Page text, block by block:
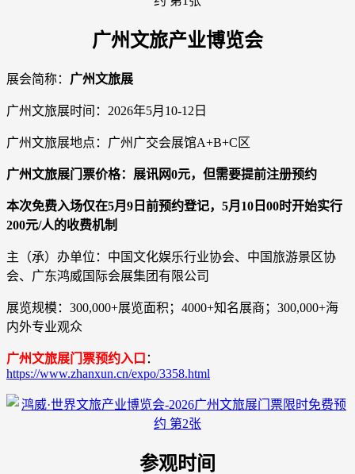
广州文旅产业博览会
展会简称： 广州文旅展
广州文旅展时间：2026年5月10-12日
广州文旅展地点：广州广交会展馆A+B+C区
广州文旅展门票价格：展讯网0元，但需要提前注册预约
本次免费入场仅在5月9日前预约登记，5月10日00时开始实行
200元/人的收费机制
主（承）办单位：中国文化娱乐行业协会、中国旅游景区协
会、广东鸿威国际会展集团有限公司
展览规模：300,000+展览面积；4000+知名展商；300,000+海
内外专业观众
广州文旅展门票预约入口 ：
https://www.zhanxun.cn/expo/3358.html
参观时间